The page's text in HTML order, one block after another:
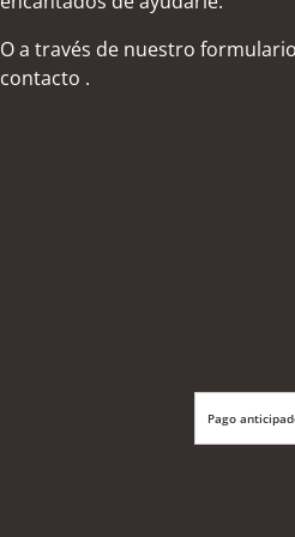
O a través de nuestro
contacto .
Pago